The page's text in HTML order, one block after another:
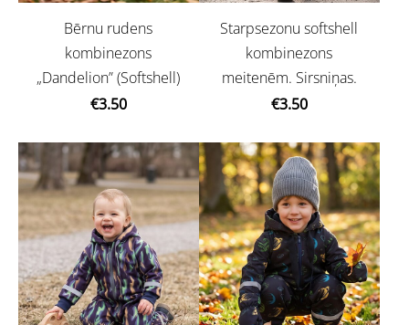
Bērnu rudens
kombinezons
„Dandelion” (Softshell)
€3.50
Starpsezonu softshell
kombinezons
meitenēm. Sirsniņas.
€3.50